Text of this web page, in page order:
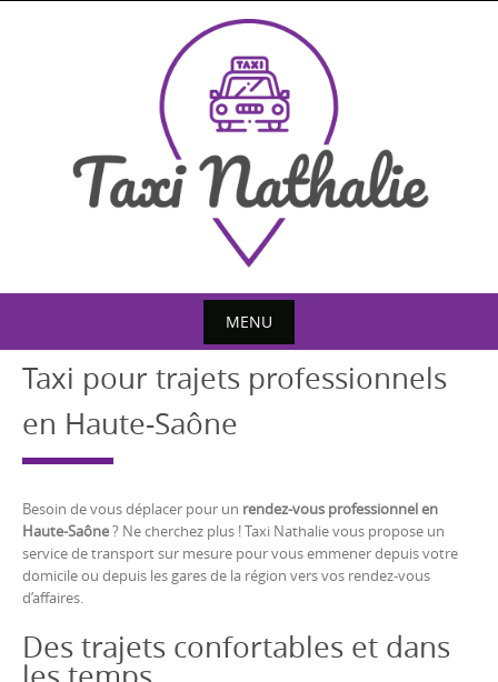
MENU
Skip
content
Taxi pour trajets professionnels
en Haute-Saône
Besoin de vous déplacer pour un rendez-vous professionnel en
Haute-Saône? Ne cherchez plus ! Taxi Nathalie vous propose un
service de transport sur mesure pour vous emmener depuis votre
domicile ou depuis les gares de la région vers vos rendez-vous
d’affaires.
Des trajets confortables et dans